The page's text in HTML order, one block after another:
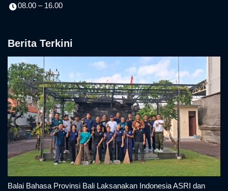
08.00 – 16.00
Berita Terkini
Balai Bahasa Provinsi Bali Laksanakan Indonesia ASRI dan